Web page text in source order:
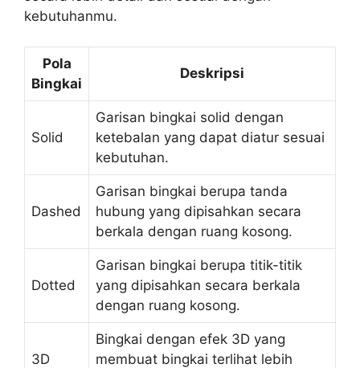
kebutuhanmu.
Pola
Bingkai
Deskripsi
Solid
Garisan bingkai solid dengan
ketebalan yang dapat diatur sesuai
kebutuhan.
Dashed
Garisan bingkai berupa tanda
hubung yang dipisahkan secara
berkala dengan ruang kosong.
Dotted
Garisan bingkai berupa titik-titik
yang dipisahkan secara berkala
dengan ruang kosong.
3D
Bingkai dengan efek 3D yang
membuat bingkai terlihat lebih